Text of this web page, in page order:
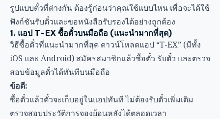
รูปแบบตั๋วที่ต่างกัน ต้องรู้ก่อนว่าคุณใช้แบบไหน เพื่อจะได้ใช้
ฟังก์ชันรับตั๋วและขอหนังสือรับรองได้อย่างถูกต้อง
1. แอป T-EX ซื้อตั๋วบนมือถือ (แนะนำมากที่สุด)
วิธีซื้อตั๋วที่แนะนำมากที่สุด ดาวน์โหลดแอป “T-EX” (มีทั้ง
iOS และ Android) สมัครสมาชิกแล้วซื้อตั๋ว รับตั๋ว และตรวจ
สอบข้อมูลตั๋วได้ทันทีบนมือถือ
ข้อดี:
ซื้อตั๋วแล้วตั๋วจะเก็บอยู่ในแอปทันที ไม่ต้องรับตั๋วเพิ่มเติม
ตรวจสอบประวัติการจองย้อนหลังได้ตลอดเวลา